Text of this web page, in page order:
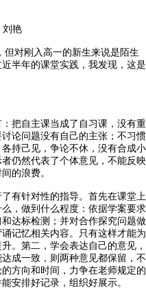
艳
对刚入高一的新生来说是陌生
半年的课堂实践，我发现，这是
把自主课当成了自习课，没有重
论问题没有自己的主张；不习惯
持己见，争论不休，没有合成小
仍然代表了个体意见，不能反映
间的浪费。
有针对性的指导。首先在课堂上
，做到什么程度：依据学案要求
达标检测；并对合作探究问题做
记忆相关内容。只有这样才能为
。第二，学会表达自己的意见，
成一致，则两种意见都保留，不
方向和时间，力争在老师规定的
能安排好记录，组织好展示。